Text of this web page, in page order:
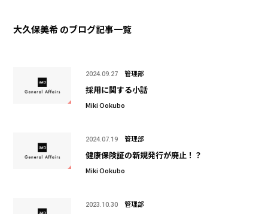
大久保美希 のブログ記事一覧
2024.09.27 管理部
採用に関する小話
Miki Ookubo
2024.07.19 管理部
健康保険証の新規発行が廃止！？
Miki Ookubo
2023.10.30 管理部